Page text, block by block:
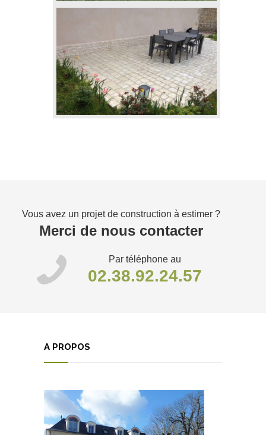
Vous avez un projet de construction à estimer ?
Merci de nous contacter
Par téléphone au
02.38.92.24.57
A PROPOS